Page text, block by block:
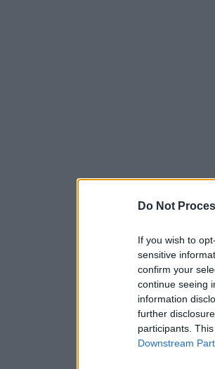
Do Not
If you wish to
sensitive
confirm your
continue seeing
information
further
participants.
Downstream